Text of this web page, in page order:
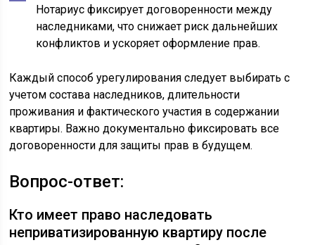
Нотариус фиксирует договоренности между
наследниками, что снижает риск дальнейших
конфликтов и ускоряет оформление прав.
Каждый способ урегулирования следует выбирать с
учетом состава наследников, длительности
проживания и фактического участия в содержании
квартиры. Важно документально фиксировать все
договоренности для защиты прав в будущем.
Вопрос-ответ:
Кто имеет право наследовать
неприватизированную квартиру после